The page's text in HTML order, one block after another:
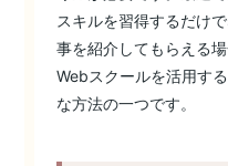
スキルを習得するだけ
事を紹介してもらえる
Webスクールを活用す
な方法の一つです。